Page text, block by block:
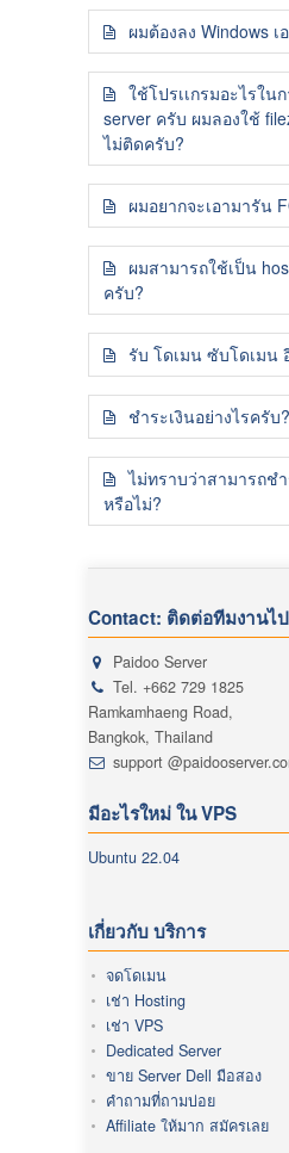
ผมต้องลง Windows เ
ใช้โปรเเกรมอะไรใ
server ครับ ผมลองใช้
ไม่ติดครับ?
ผมอยากจะเอามารัน
ผมสามารถใช้เป็น
ครับ?
รับ โดเมน ซับโดเมน
ชำระเงินอย่างไรครับ?
ไม่ทราบว่าสามารถช
หรือไม่?
Contact: ติดต่อทีมงานไ
Paidoo Server
Tel. +662 729 1825
Ramkamhaeng Road,
Bangkok, Thailand
support
มีอะไรใหม่ ใน VPS
Ubuntu 22.04
เกี่ยวกับ บริการ
จดโดเมน
เช่า Hosting
เช่า VPS
Dedicated Server
ขาย Server Dell มือสอง
คำถามที่ถามบ่อย
Affiliate ให้มาก สมัครเลย